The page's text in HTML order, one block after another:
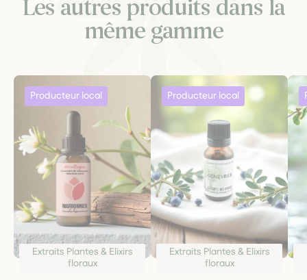
Les autres produits dans la
même gamme
Extraits Plantes & Elixirs
floraux
Extraits Plantes & Elixirs
floraux